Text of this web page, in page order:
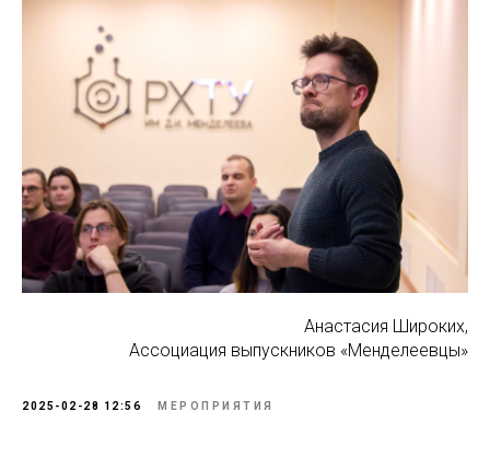
Анастасия Широких,
Ассоциация выпускников «Менделеевцы»
2025-02-28 12:56 МЕРОПРИЯТИЯ